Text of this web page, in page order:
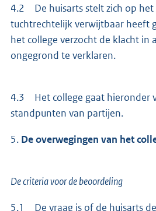
4.2 De huisarts stelt zich op
tuchtrechtelijk verwijtbaar heeft
het college verzocht de klacht in
ongegrond te verklaren.
4.3 Het college gaat hieronder
standpunten van partijen.
5. De overwegingen van het
De criteria voor de beoordeling
5.1 De vraag is of de huisarts